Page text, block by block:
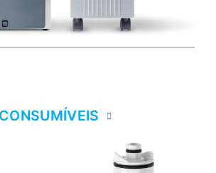
CONSUMÍVEIS